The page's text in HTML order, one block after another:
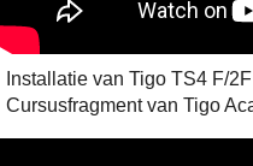
Installatie van Tigo TS4 F/
Cursusfragment van Tigo